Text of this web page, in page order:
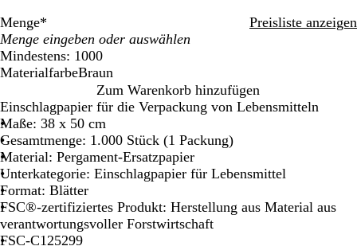
Menge* Preisliste anzeigen
Mindestens: 1000
MaterialfarbeBraun
r
a
u
n
Zum Warenkorb hinzufügen
Einschlagpapier für die Verpackung von Lebensmitteln
Maße: 38 x 50 cm
Gesamtmenge: 1.000 Stück (1 Packung)
Material: Pergament-Ersatzpapier
Unterkategorie: Einschlagpapier für Lebensmittel
Format: Blätter
FSC®-zertifiziertes Produkt: Herstellung aus Material aus
verantwortungsvoller Forstwirtschaft
FSC-C125299